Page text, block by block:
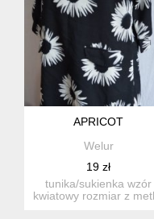
APRICOT
Welur
19 zł
tunika/sukienka wzór
kwiatowy rozmiar z